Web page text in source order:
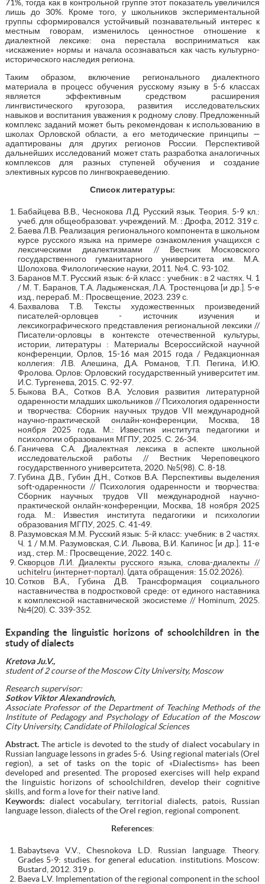
71%, тогда как в контрольной группе этот показатель увеличился
лишь до 30%. Кроме того, у школьников экспериментальной
группы сформировался устойчивый познавательный интерес к
местным говорам, изменилось ценностное отношение к
диалектной лексике: она перестала восприниматься как
«искажение» нормы и начала осознаваться как часть культурно-
исторического наследия региона.
Таким образом, включение регионального диалектного
материала в процесс обучения русскому языку в 5-6 классах
является эффективным средством расширения
лингвистического кругозора, развития исследовательских
навыков и воспитания уважения к родному слову. Предложенный
комплекс заданий может быть рекомендован к использованию в
школах Орловской области, а его методические принципы —
адаптированы для других регионов России. Перспективой
дальнейших исследований может стать разработка аналогичных
комплексов для разных ступеней обучения и создание
элективных курсов по лингвокраеведению.
Список литературы:
Бабайцева В.В., Чеснокова Л.Д. Русский язык. Теория. 5-9 кл.:
учеб. для общеобразоват. учреждений. М. : Дрофа, 2012. 319 с.
Баева Л.В. Реализация регионального компонента в школьном
курсе русского языка на примере ознакомления учащихся с
лексическими диалектизмами // Вестник Московского
государственного гуманитарного университета им. М.А.
Шолохова. Филологические науки, 2011. №4. С. 93-102.
Баранов М.Т. Русский язык: 6-й класс : учебник : в 2 частях. Ч. 1
/ М. Т. Баранов, Т.А. Ладыженская, Л.А. Тростенцова [и др.]. 5-е
изд., перераб. М.: Просвещение, 2023. 239 с.
Бахвалова Т.В. Тексты художественных произведений
писателей-орловцев - источник изучения и
лексикографического представления региональной лексики //
Писатели-орловцы в контексте отечественной культуры,
истории, литературы : Материалы Всероссийской научной
конференции, Орлов, 15-16 мая 2015 года / Редакционная
коллегия: Л.В. Алешина, Д.А. Романов, Т.П. Пегина, И.Ю.
Фролова. Орлов: Орловский государственный университет им.
И.С. Тургенева, 2015. С. 92-97.
Быкова В.А., Сотков В.А. Условия развития литературной
одаренности младших школьников // Психология одаренности
и творчества: Сборник научных трудов VII международной
научно-практической онлайн-конференции, Москва, 18
ноября 2025 года. М.: Известия института педагогики и
психологии образования МГПУ, 2025. С. 26-34.
Ганичева С.А. Диалектная лексика в аспекте школьной
исследовательской работы // Вестник Череповецкого
государственного университета, 2020. №5(98). С. 8-18.
Губина Д.В., Губин Д.Н., Сотков В.А. Перспективы выделения
soft-одаренности // Психология одаренности и творчества:
Сборник научных трудов VII международной научно-
практической онлайн-конференции, Москва, 18 ноября 2025
года. М.: Известия института педагогики и психологии
образования МГПУ, 2025. С. 41-49.
Разумовская М.М. Русский язык: 5-й класс: учебник: в 2 частях.
Ч. 1 / М.М. Разумовская, С.И. Львова, В.И. Капинос [и др.]. 11-е
изд., стер. М.: Просвещение, 2022. 140 с.
Скворцов Л.И. Диалекты русского языка, слова-диалекты //
uchitelru (интернет-портал). (дата обращения: 15.02.2026).
Сотков В.А., Губина Д.В. Трансформация социального
наставничества в подростковой среде: от единого наставника
к комплексной наставнической экосистеме // Hominum, 2025.
№4(20). С. 339-352.
Expandingthe linguistic horizons of schoolchildren in the
study of dialects
Kretova Ju.V.,
student of 2 courseof theMoscow City University, Moscow
Researchsupervisor:
SotkovViktor Alexandrovich,
Associate Professor of the Department of Teaching Methods of the
Institute of Pedagogy and Psychology of Education of the Moscow
City University, Candidate of Philological Sciences
Abstract.The article is devoted to the study of dialect vocabulary in
Russian language lessons in grades 5-6. Using regional materials (Orel
region), a set of tasks on the topic of «Dialectisms» has been
developed and presented. The proposed exercises will help expand
the linguistic horizons of schoolchildren, develop their cognitive
skills, and form a love for their native land.
Keywords: dialect vocabulary, territorial dialects, patois, Russian
language lesson, dialects of the Orel region, regional component.
References:
Babaytseva V.V., Chesnokova L.D. Russian language. Theory.
Grades 5-9: studies. for general education. institutions. Moscow:
Bustard, 2012. 319 p.
Baeva L.V. Implementation of the regional component in the school